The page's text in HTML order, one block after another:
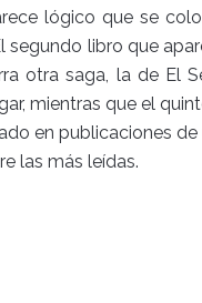
lógico que se
libro que
otra saga, la de El
mientras que el
en publicaciones
las más leídas.